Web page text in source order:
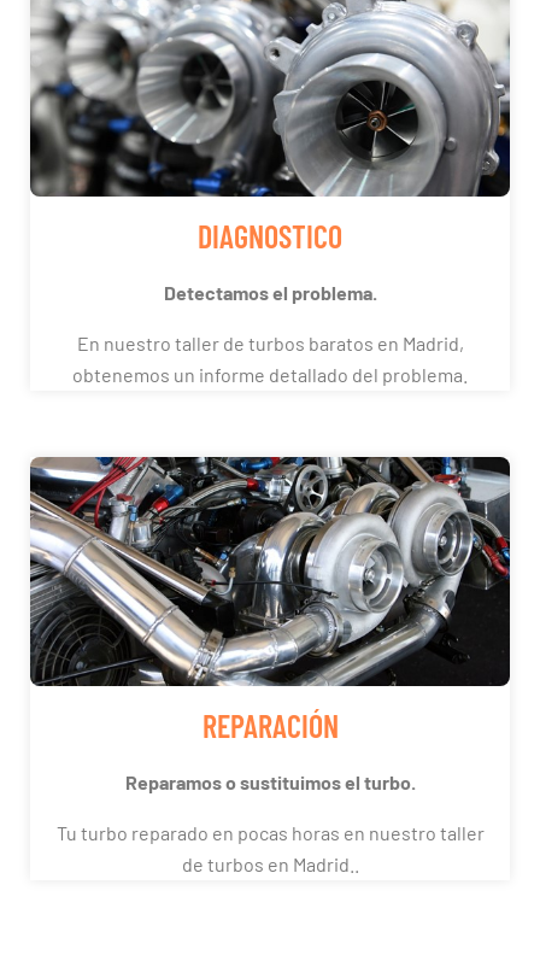
DIAGNOSTICO
Detectamos el problema.
En nuestro taller de turbos baratos en Madrid,
obtenemos un informe detallado del problema.
REPARACIÓN
Reparamos o sustituimos el turbo.
Tu turbo reparado en pocas horas en nuestro taller
de turbos en Madrid..